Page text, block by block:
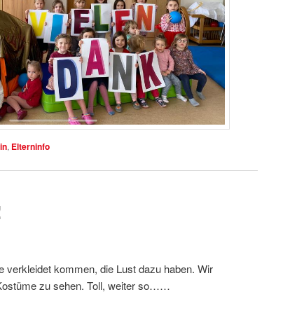
, Elterninfo
verkleidet kommen, die Lust dazu haben. Wir
zu sehen. Toll, weiter so……